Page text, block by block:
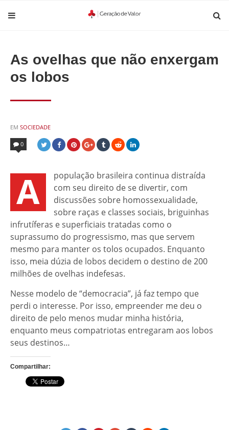
As ovelhas que não enxergam
os lobos
EM POSTED
IN
SOCIEDADE
0
A
população brasileira continua distraída
com seu direito de se divertir, com
discussões sobre homossexualidade,
sobre raças e classes sociais, briguinhas
infrutíferas e superficiais tratadas como o
suprassumo do progressismo, mas que servem
mesmo para manter os tolos ocupados. Enquanto
isso, meia dúzia de lobos decidem o destino de 200
milhões de ovelhas indefesas.
Nesse modelo de “democracia”, já faz tempo que
perdi o interesse. Por isso, empreender me deu o
direito de pelo menos mudar minha história,
enquanto meus compatriotas entregaram aos lobos
seus destinos…
Compartilhar: